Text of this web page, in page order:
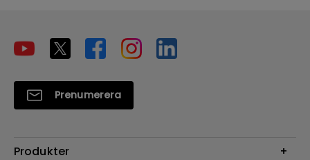
Prenumerera
Produkter